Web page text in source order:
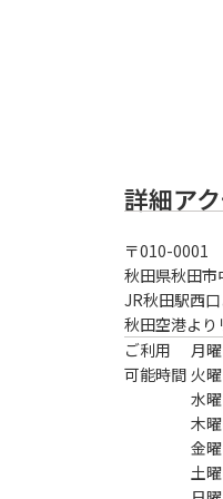
詳細ア
〒010-0001
秋田県秋田
JR秋田駅西
秋田空港よ
ご利用
可能時間
月
火
水
木
金
土